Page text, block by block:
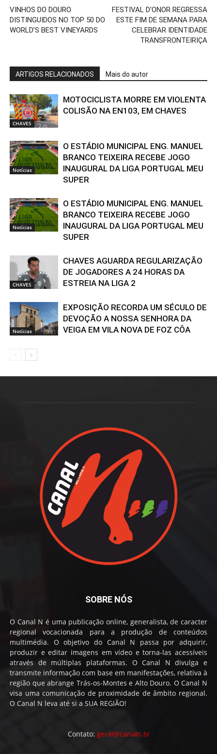
VINHOS DO DOURO
DISTINGUIDOS NO TOP 50 DO
WORLD’S BEST VINEYARDS
FESTIVAL D’ONOR REGRESSA
ESTE FIM DE SEMANA PARA
CELEBRAR IDENTIDADE
TRANSFRONTEIRIÇA
ARTIGOS RELACIONADOS Mais do autor
CHAVES
MOTOCICLISTA MORRE EM VIOLENTA
COLISÃO NA EN103, EM CHAVES
Notícias
O ESTÁDIO MUNICIPAL ENG. MANUEL
BRANCO TEIXEIRA RECEBE JOGO
INAUGURAL DA LIGA PORTUGAL MEU
SUPER
Notícias
O ESTÁDIO MUNICIPAL ENG. MANUEL
BRANCO TEIXEIRA RECEBE JOGO
INAUGURAL DA LIGA PORTUGAL MEU
SUPER
CHAVES
CHAVES AGUARDA REGULARIZAÇÃO
DE JOGADORES A 24 HORAS DA
ESTREIA NA LIGA 2
Notícias
EXPOSIÇÃO RECORDA UM SÉCULO DE
DEVOÇÃO A NOSSA SENHORA DA
VEIGA EM VILA NOVA DE FOZ CÔA
SOBRE NÓS
O Canal N é uma publicação online, generalista, de caracter
regional vocacionada para a produção de conteúdos
multimédia. O objetivo do Canal N passa por adquirir,
produzir e editar imagens em vídeo e torna-las acessíveis
através de múltiplas plataformas. O Canal N divulga e
transmite informação com base em manifestações, relativa à
região que abrange Trás-os-Montes e Alto Douro. O Canal N
visa uma comunicação de proximidade de âmbito regional.
O Canal N leva até si a SUA REGIÃO!
Contato: geral@canaln.tv